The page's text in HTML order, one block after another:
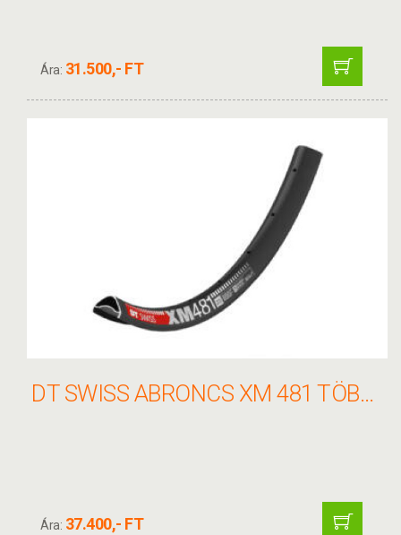
Ára: 31.500,- FT
DT SWISS ABRONCS XM 481 TÖBB MÉRET
Ára: 37.400,- FT